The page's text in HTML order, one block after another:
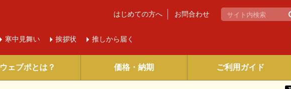
寒中 見舞い 挨拶状 推しから届く
はじめての方へ お問合わせ
ウェブポとは？ 価格・納期 ご利用ガイド